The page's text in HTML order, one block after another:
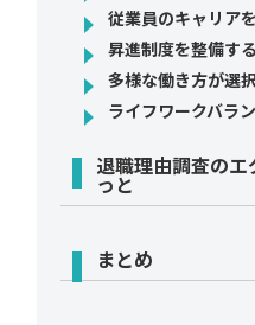
従業員のキャリア
昇進制度を整備する
多様な働き方が選
ライフワークバラ
退職理由調査の
っと
まとめ